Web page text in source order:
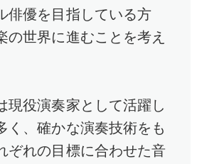
俳優を目指している方
の世界に進むことを考え
現役演奏家として活躍し
く、確かな演奏技術をも
ぞれの目標に合わせた音